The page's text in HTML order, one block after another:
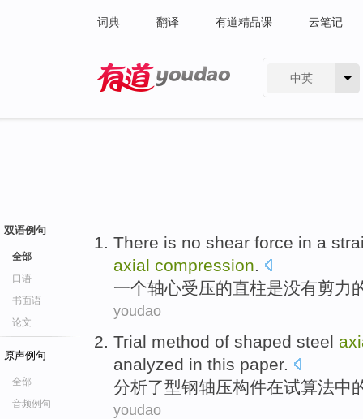
词典 翻译 有道精品课 云笔记
中英
双语例句
全部
口语
书面语
论文
原声例句
全部
音频例句
There is no shear force in a
axial compression.
一个轴心受压的直柱是没有剪力
youdao
Trial method of shaped steel
analyzed in this paper.
分析了型钢轴压构件在试算法中
youdao